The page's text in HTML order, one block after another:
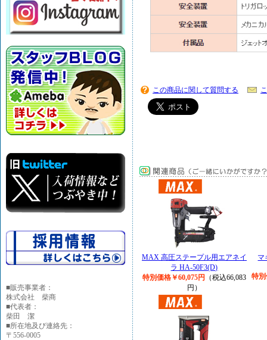
■販売事業者：
株式会社 柴商
■代表者：
柴田 潔
■所在地及び連絡先：
〒556-0005
この商品に関して質問する
MAX 高圧ステープル用エアネイ
ラ HA-50F3(D)
特別価格￥60,075円
（税込66,083
円）
マ
特別